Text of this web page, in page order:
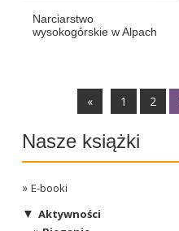
Narciarstwo
wysokogórskie w Alpach
« 1 2
Nasze książki
E-booki
▼ Aktywności